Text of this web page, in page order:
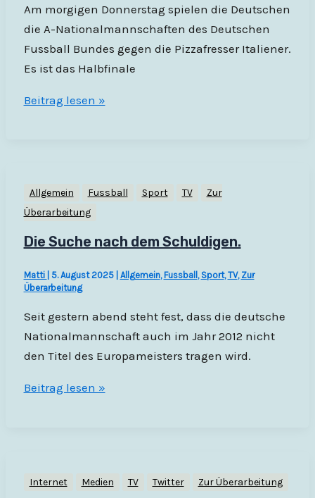
Am morgigen Donnerstag spielen die Deutschen
die A-Nationalmannschaften des Deutschen
Fussball Bundes gegen die Pizzafresser Italiener.
Es ist das Halbfinale
Fussballstimmung?
Beitrag lesen »
Allgemein Fussball Sport TV
Zur
Überarbeitung
Die Suche nach dem Schuldigen.
Matti 5. August 2025 Allgemein, Fussball , Sport,TV, Zur
Überarbeitung
Seit gestern abend steht fest, dass die deutsche
Nationalmannschaft auch im Jahr 2012 nicht
den Titel des Europameisters tragen wird.
Die
Beitrag lesen »
Internet Medien TV Twitter Zur Überarbeitung